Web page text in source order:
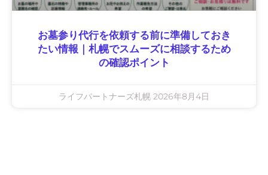
お墓参り代行を依頼する前に準備しておき
たい情報｜札幌でスムーズに相談するため
の確認ポイント
ライフパートナーズ札幌 2026年8月4日